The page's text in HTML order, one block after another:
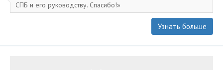
СПБ и его руководству. Спасибо!
Узнать больше